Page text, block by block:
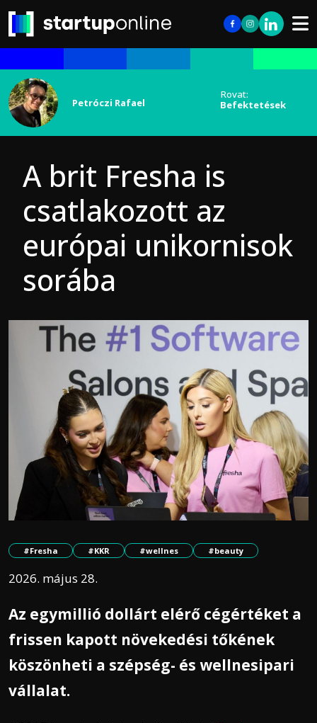
Petróczi Rafael
Rovat:
Befektetések
A brit Fresha is
csatlakozott az
európai unikornisok
sorába
#Fresha #KKR #wellnes #beauty
2026. május 28.
Az egymillió dollárt elérő cégértéket a
frissen kapott növekedési tőkének
köszönheti a szépség- és wellnesipari
vállalat.